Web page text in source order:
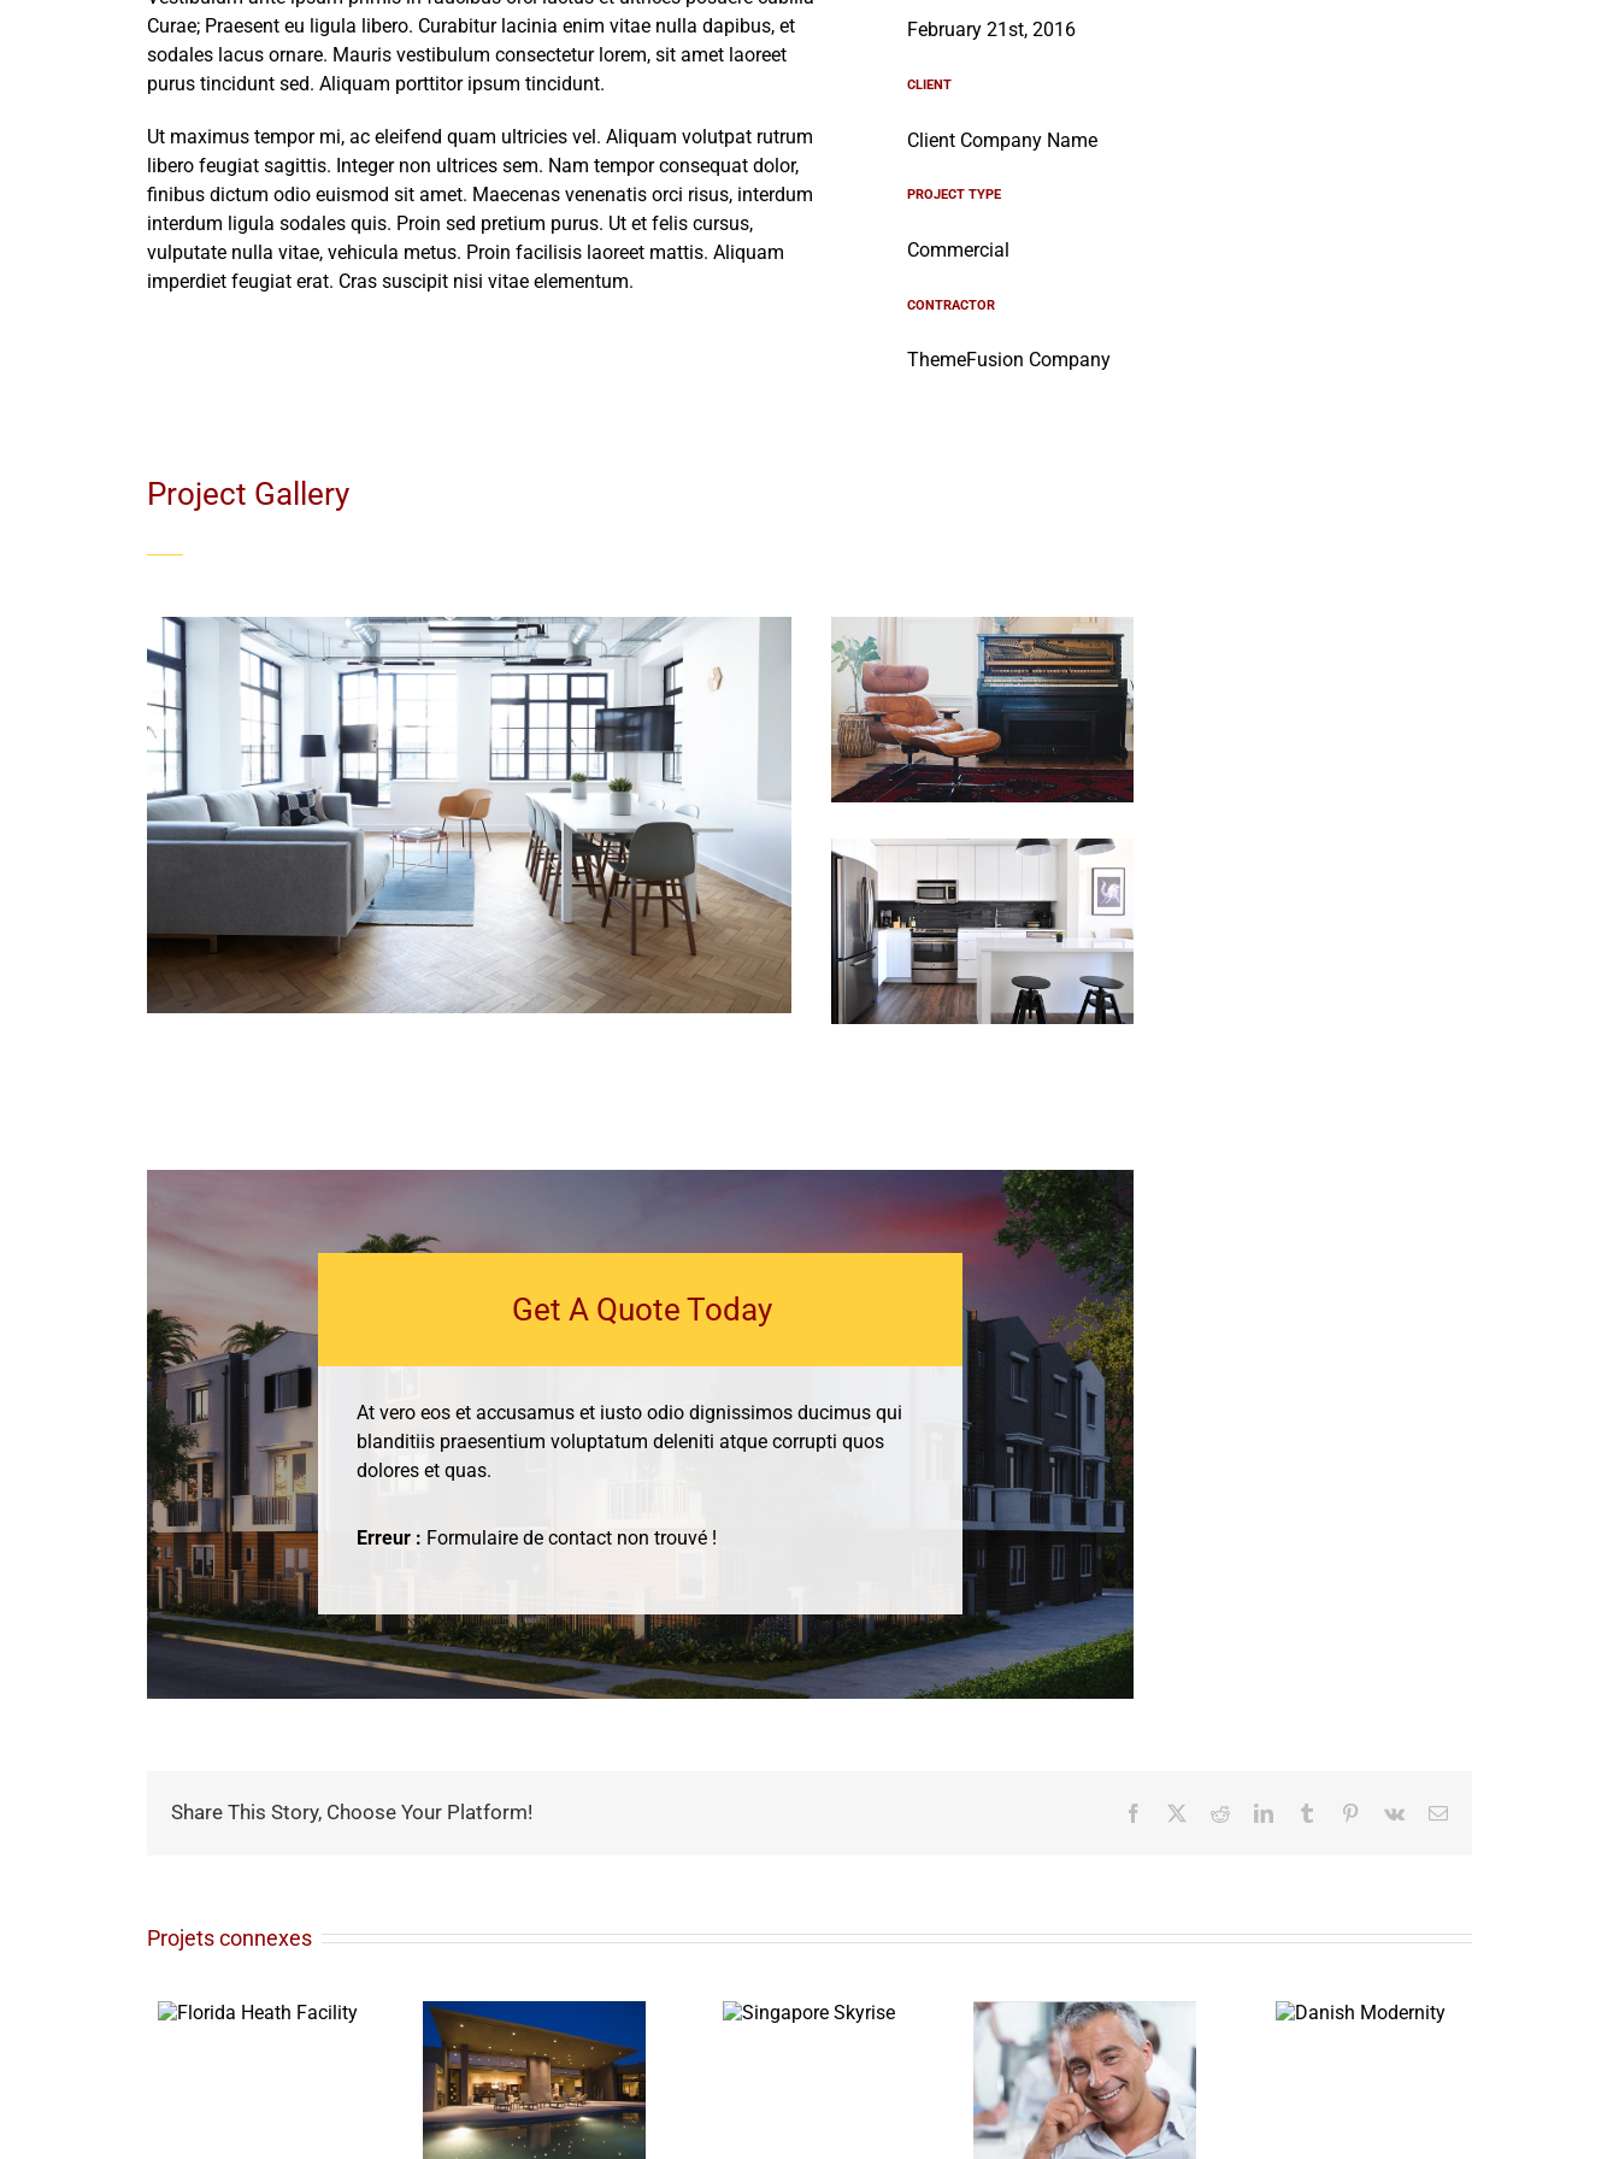
Curae; Praesent eu ligula libero. Curabitur lacinia enim vitae nulla dapibus, et
sodales lacus ornare. Mauris vestibulum consectetur lorem, sit amet laoreet
purus tincidunt sed. Aliquam porttitor ipsum tincidunt.
Ut maximus tempor mi, ac eleifend quam ultricies vel. Aliquam volutpat rutrum
libero feugiat sagittis. Integer non ultrices sem. Nam tempor consequat dolor,
finibus dictum odio euismod sit amet. Maecenas venenatis orci risus, interdum
interdum ligula sodales quis. Proin sed pretium purus. Ut et felis cursus,
vulputate nulla vitae, vehicula metus. Proin facilisis laoreet mattis. Aliquam
imperdiet feugiat erat. Cras suscipit nisi vitae elementum.
February 21st, 2016
CLIENT
Client Company Name
PROJECT TYPE
Commercial
CONTRACTOR
ThemeFusion Company
Project Gallery
Get A Quote Today
At vero eos et accusamus et iusto odio dignissimos ducimus qui
blanditiis praesentium voluptatum deleniti atque corrupti quos
dolores et quas.
Erreur : Formulaire de contact non trouvé !
Share This Story, Choose Your Platform! Facebook RedditLinkedInTumblr Pinterest
Vk Email
Projets connexes
Skyrise
Modernity
Florida Heath